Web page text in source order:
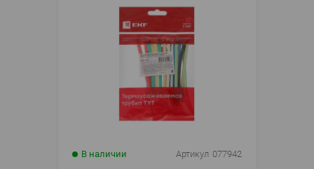
В наличии Артикул 077942